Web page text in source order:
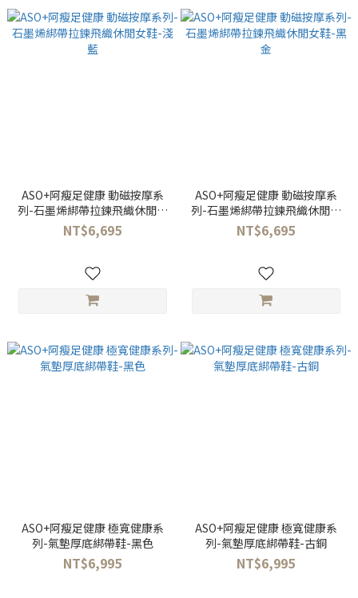
ASO+阿瘦足健康 動磁按摩系
列-石墨烯綁帶拉鍊飛織休閒女
鞋-淺藍
NT$6,695
ASO+阿瘦足健康 動磁按摩系
列-石墨烯綁帶拉鍊飛織休閒女
鞋-黑金
NT$6,695
ASO+阿瘦足健康 極寬健康系
列-氣墊厚底綁帶鞋-黑色
NT$6,995
ASO+阿瘦足健康 極寬健康系
列-氣墊厚底綁帶鞋-古銅
NT$6,995